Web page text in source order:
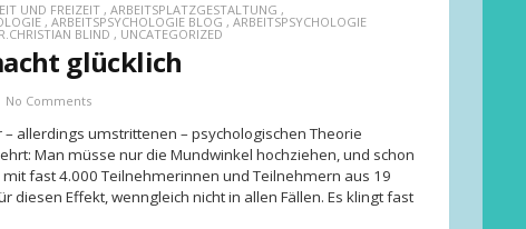
UND FREIZEIT , ARBEITSPLATZGESTALTUNG ,
, ARBEITSPSYCHOLOGIE BLOG , ARBEITSPSYCHOLOGIE
BLIND , UNCATEGORIZED
glücklich
No Comments
– allerdings umstrittenen – psychologischen Theorie
Man müsse nur die Mundwinkel hochziehen, und schon
fast 4.000 Teilnehmerinnen und Teilnehmern aus 19
diesen Effekt, wenngleich nicht in allen Fällen. Es klingt fast